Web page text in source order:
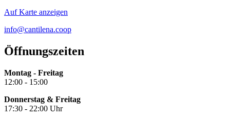
Auf Karte anzeigen
info@cantilena.coop
Öffnungszeiten
Montag - Freitag
12:00 - 15:00
Donnerstag & Freitag
17:30 - 22:00 Uhr